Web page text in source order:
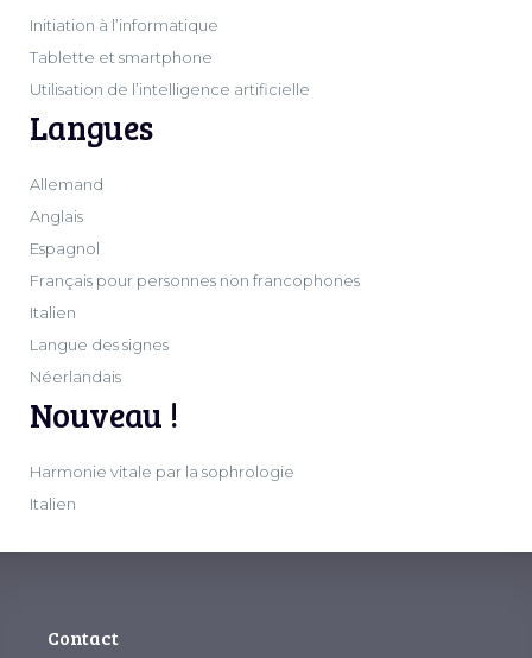
Initiation à l’informatique
Tablette et smartphone
Utilisation de l’intelligence artificielle
Langues
Allemand
Anglais
Espagnol
Français pour personnes non francophones
Italien
Langue des signes
Néerlandais
Nouveau !
Harmonie vitale par la sophrologie
Italien
Contact